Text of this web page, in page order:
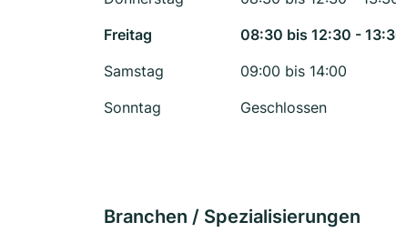
Freitag
08:30 bis 12:30 -
Samstag
09:00 bis 14:00
Sonntag
Geschlossen
Branchen / Spezialisierungen